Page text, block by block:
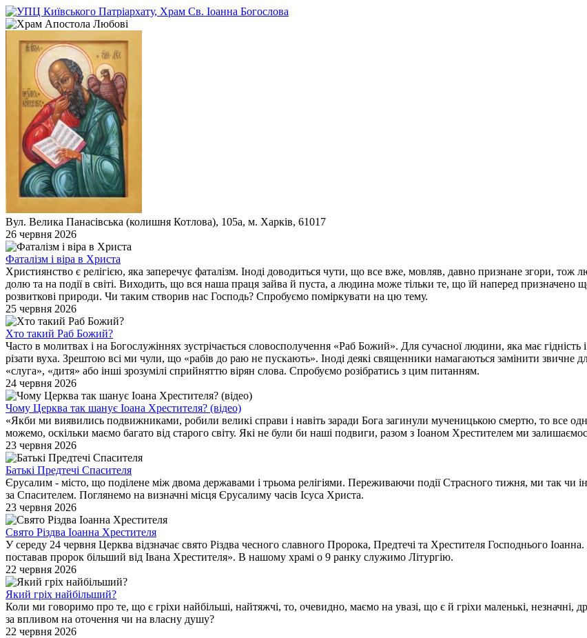
Вул. Велика Панасівська (колишня Котлова), 105а, м. Харків, 61017
26 червня 2026
Фаталізм і віра в Христа
Християнство є релігією, яка заперечує фаталізм. Іноді доводиться чути, що все вже, мовляв, давно признане згори,
долю та на події в світі. Виходить, що вся наша праця зайва й пуста, а людина може тільки те, що їй наперед призначено
розвиткові природи. Чи таким створив нас Господь? Спробуємо поміркувати на цю тему.
25 червня 2026
Хто такий Раб Божий?
Часто в молитвах і на Богослужіннях зустрічається словосполучення «Раб Божий». Для сучасної людини, яка має
різати вуха. Зрештою всі ми чули, що «рабів до раю не пускають». Іноді деякі священники намагаються замінити звичне
«слуга», «дитя» або інші зрозумілі сприйняттю вірян слова. Спробуємо розібратись з цим питанням.
24 червня 2026
Чому Церква так шанує Іоана Хрестителя? (відео)
«Якби ми виявились подвижниками, робили великі справи і навіть заради Бога загинули мученицькою смертю, то все
можемо, оскільки маємо багато від старого світу. Які не були би наші подвиги, разом з Іоаном Хрестителем ми
23 червня 2026
Батькі Предтечі Спасителя
Єрусалим - місто, що поділене між двома державами і трьома релігіями. Переживаючи події Страсного тижня, ми так чи
за Спасителем. Поглянемо на визначні місця Єрусалиму часів Ісуса Христа.
23 червня 2026
Свято Різдва Іоанна Хрестителя
У середу 24 червня Церква відзначає свято Різдва чесного славного Пророка, Предтечі та Хрестителя Господнього
поставав пророк більший від Івана Хрестителя». В нашому храмі о 9 ранку служимо Літургію.
22 червня 2026
Який гріх найбільший?
Коли ми говоримо про те, що є гріхи найбільші, найтяжчі, то, очевидно, маємо на увазі, що є й гріхи маленькі, незначні,
за впливом на оточення чи на власну душу?
22 червня 2026